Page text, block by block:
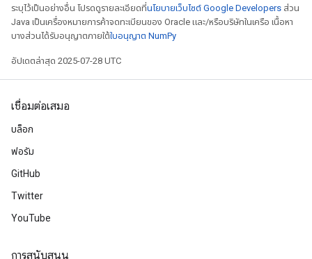
ระบุไว้เป็นอย่างอื่น โปรดดูรายละเอียดที่นโยบายเว็บไซต์ Google Developers ส่วน
Java เป็นเครื่องหมายการค้าจดทะเบียนของ Oracle และ/หรือบริษัทในเครือ เนื้อหา
บางส่วนได้รับอนุญาตภายใต้ใบอนุญาต NumPy
อัปเดตล่าสุด 2025-07-28 UTC
เชื่อมต่อเสมอ
บล็อก
ฟอรัม
GitHub
Twitter
YouTube
การสนับสนุน